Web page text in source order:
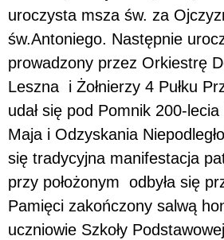
uroczysta msza św. za
św.Antoniego. Następnie
prowadzony przez Orkiestrę
Leszna i Żołnierzy 4 Pułku
udał się pod Pomnik 200-
Maja i Odzyskania
się tradycyjna manifestacja
przy położonym odbyła się
Pamięci zakończony salwą
uczniowie Szkoły